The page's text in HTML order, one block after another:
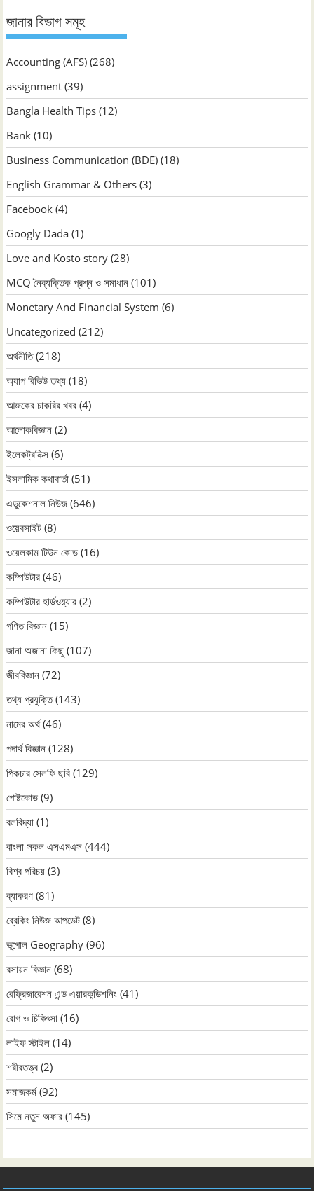
জানার বিভাগ সমূহ
Accounting (AFS) (268)
assignment (39)
Bangla Health Tips (12)
Bank (10)
Business Communication (BDE) (18)
English Grammar & Others (3)
Facebook (4)
Googly Dada (1)
Love and Kosto story (28)
MCQ নৈব্যক্তিক প্রশ্ন ও সমাধান (101)
Monetary And Financial System (6)
Uncategorized (212)
অর্থনীতি(218)
অ্যাপ রিভিউ তথ্য (18)
আজকের চাকরির খবর (4)
আলোকবিজ্ঞান (2)
ইলেকট্রনিক্স (6)
ইসলামিক কথাবার্তা (51)
এডুকেশনাল নিউজ (646)
ওয়েবসাইট (8)
ওয়েলকাম টিউন কোড (16)
কম্পিউটার (46)
কম্পিউটার হার্ডওয়্যার (2)
গণিত বিজ্ঞান (15)
জানা অজানা কিছু (107)
জীববিজ্ঞান (72)
তথ্য প্রযুক্তি(143)
নামের অর্থ(46)
পদার্থ বিজ্ঞান (128)
পিকচার সেলফি ছবি (129)
পোষ্টকোড (9)
বলবিদ্যা (1)
বাংলা সকল এসএমএস (444)
বিশ্ব পরিচয় (3)
ব্যাকরণ (81)
ব্রেকিং নিউজ আপডেট (8)
ভূগোল Geography (96)
রসায়ন বিজ্ঞান (68)
রেফ্রিজারেশন এন্ড এয়ারকন্ডিশনিং (41)
রোগ ও চিকিৎসা (16)
লাইফ স্টাইল (14)
শরীরতত্ত্ব (2)
সমাজকর্ম(92)
সিমে নতুন ‍অফার (145)